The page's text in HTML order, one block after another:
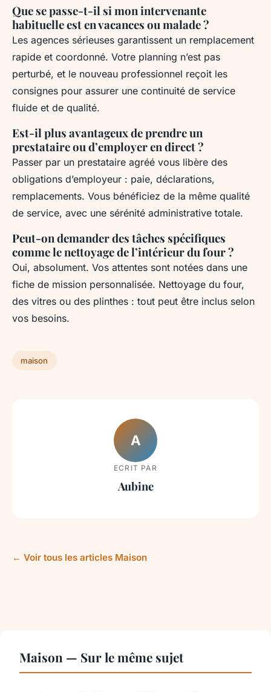
Que se passe-t-il si mon intervenante
habituelle est en vacances ou malade ?
Les agences sérieuses garantissent un remplacement
rapide et coordonné. Votre planning n’est pas
perturbé, et le nouveau professionnel reçoit les
consignes pour assurer une continuité de service
fluide et de qualité.
Est-il plus avantageux de prendre un
prestataire ou d’employer en direct ?
Passer par un prestataire agréé vous libère des
obligations d’employeur : paie, déclarations,
remplacements. Vous bénéficiez de la même qualité
de service, avec une sérénité administrative totale.
Peut-on demander des tâches spécifiques
comme le nettoyage de l’intérieur du four ?
Oui, absolument. Vos attentes sont notées dans une
fiche de mission personnalisée. Nettoyage du four,
des vitres ou des plinthes : tout peut être inclus selon
vos besoins.
maison
A
ECRIT PAR
Aubine
← Voir tous les articles Maison
Maison — Sur le même sujet